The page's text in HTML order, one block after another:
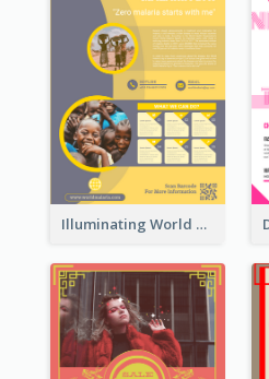
Illuminating World Malaria Day Promotion Poster Design